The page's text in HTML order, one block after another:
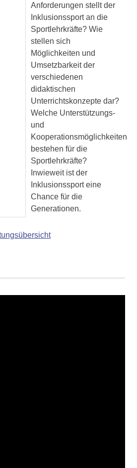
Anforderungen stellt der
Inklusionssport an die
Sportlehrkräfte? Wie
stellen sich
Möglichkeiten und
Umsetzbarkeit der
verschiedenen
didaktischen
Unterrichtskonzepte dar?
Welche Unterstützungs-
und
Kooperationsmöglichkeiten
bestehen für die
Sportlehrkräfte?
Inwieweit ist der
Inklusionssport eine
Chance für die
Generationen.